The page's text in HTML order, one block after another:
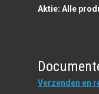
Aktie: Alle
Verzenden en